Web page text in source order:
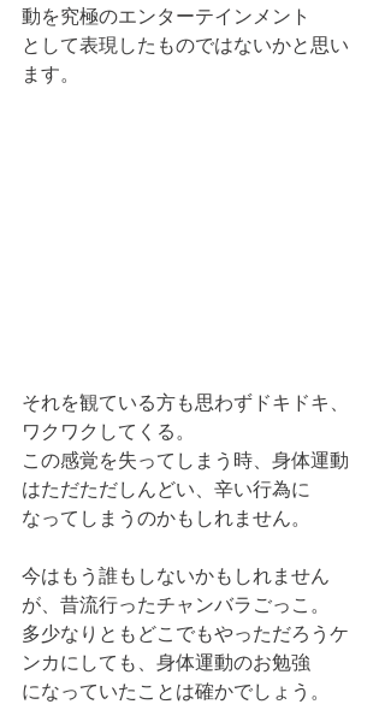
動を究極のエンターテインメント
として表現したものではないかと思い
ます。
それを観ている方も思わずドキドキ、
ワクワクしてくる。
この感覚を失ってしまう時、身体運動
はただただしんどい、辛い行為に
なってしまうのかもしれません。
今はもう誰もしないかもしれません
が、昔流行ったチャンバラごっこ。
多少なりともどこでもやっただろうケ
ンカにしても、身体運動のお勉強
になっていたことは確かでしょう。